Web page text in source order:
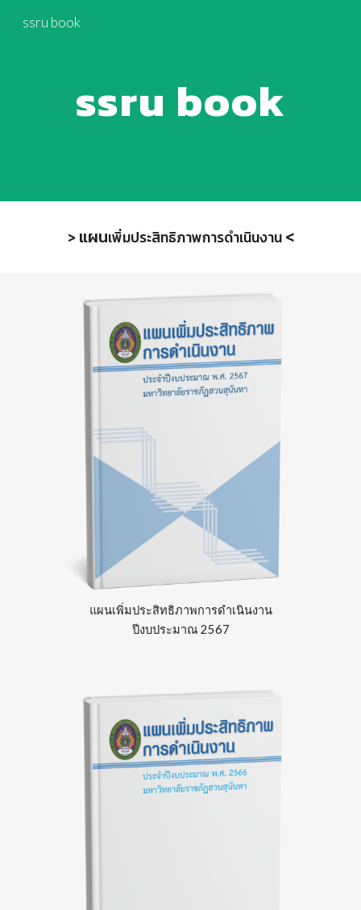
Skip to main content
ssru book
ssru book
> แผนเพิ่มประสิทธิภาพการดำเนินงาน<
แผนเพิ่มประสิทธิภาพการดำเนินงาน
ปีงบประมาณ 2567